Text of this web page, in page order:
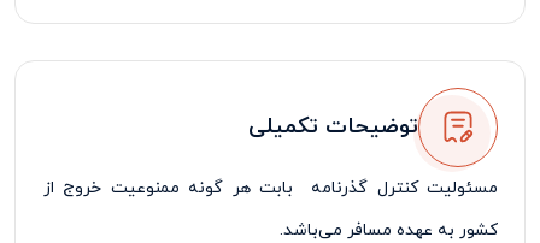
لیدر مسافرتی فارسی زبان
توضیحات تکمیلی
مسئولیت کنترل گذرنامه بابت هر گونه ممنوعیت خروج از
کشور به عهده مسافر می‌باشد.